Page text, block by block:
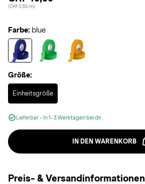
(CHF 0,50/m)
Farbe: blue
Größe:
Einheitsgröße
Selected
Lieferbar - In 1-3 Werktagen bei dir.
IN DEN WARENKORB
Preis- & Versandinformationen